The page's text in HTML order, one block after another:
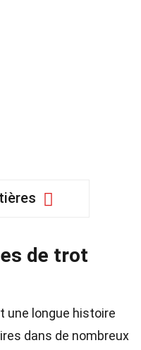
de trot
une longue histoire
dans de nombreux